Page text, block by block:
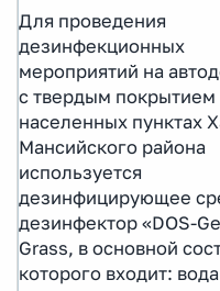
Для проведения
дезинфекционных
мероприятий на
с твердым покрытием
населенных пунктах
Мансийского района
используется
дезинфицирующее
дезинфектор «DOS-
Grass, в основной
которого входит: вода